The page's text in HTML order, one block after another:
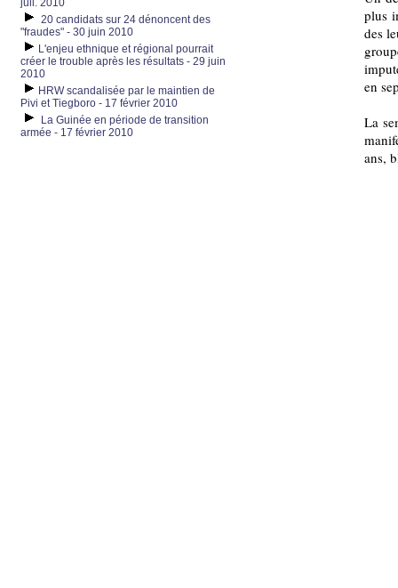
juil. 2010
20 candidats sur 24 dénoncent des
"fraudes" - 30 juin 2010
L'enjeu ethnique et régional pourrait
créer le trouble après les résultats - 29 juin
2010
HRW scandalisée par le maintien de
Pivi et Tiegboro - 17 février 2010
La Guinée en période de transition
armée - 17 février 2010
plus
des
en
La
ans,